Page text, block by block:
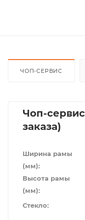
ЧОП-СЕРВИС
Чоп-
заказа)
Ширина рамы
(мм):
Высота рамы
(мм):
Стекло: